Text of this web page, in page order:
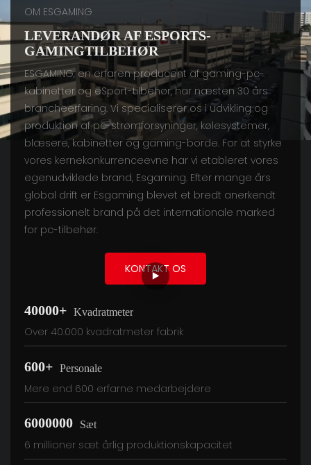
OM ESGAMING
LEVERANDØR AF ESPORTS-
GAMINGTILBEHØR
ESGAMING, en erfaren producent af gaming-pc-
kabinetter og eSport-tilbehør, har næsten 30 års
brancheerfaring. Vi specialiserer os i udvikling og
produktion af pc-strømforsyninger, kølesystemer,
blæsere, kabinetter og gaming-borde. For at styrke
vores kernekonkurrenceevne har vi etableret vores
egenudviklede brand, Esgaming. Efter mange års
global drift er Esgaming blevet et bredt anerkendt
professionelt brand på det internationale marked
for pc-tilbehør.
KONTAKT OS
40000+ Kvadratmeter
Over 40.000 kvadratmeter fabrik
600+ Personale
Mere end 600 erfarne medarbejdere
6000000 Sæt
6 millioner sæt årlig produktionskapacitet